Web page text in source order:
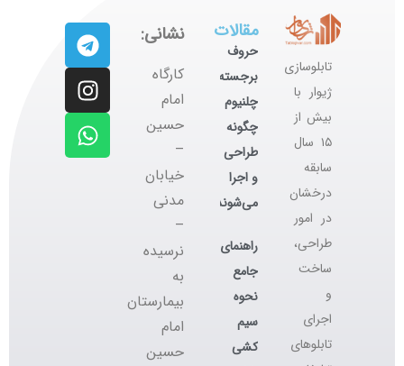
تابلوسازی
ژیوار با
بیش از
۱۵ سال
سابقه
درخشان
در امور
طراحی،
ساخت
و
اجرای
تابلوهای
مقالات
حروف
برجسته
چلنیوم
چگونه
طراحی
و اجرا
می‌شوند؟
راهنمای
جامع
نحوه
سیم
کشی
نشانی:
کارگاه
‌امام
حسین
–
خیابان
مدنی
–
نرسیده
به
بیمارستان
امام
حسین